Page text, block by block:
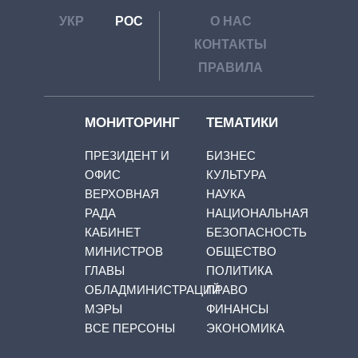
УКР РОС
О НАС
КОНТАКТЫ
ПРАВИЛА
МОНИТОРИНГ
ПРЕЗИДЕНТ И
ОФИС
ВЕРХОВНАЯ
РАДА
КАБИНЕТ
МИНИСТРОВ
ГЛАВЫ
ОБЛАДМИНИСТРАЦИЙ
МЭРЫ
ВСЕ ПЕРСОНЫ
ТЕМАТИКИ
БИЗНЕС
КУЛЬТУРА
НАУКА
НАЦИОНАЛЬНАЯ
БЕЗОПАСНОСТЬ
ОБЩЕСТВО
ПОЛИТИКА
ПРАВО
ФИНАНСЫ
ЭКОНОМИКА